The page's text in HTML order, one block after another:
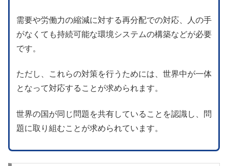
需要や労働力の縮減に対する再分配での対応、人の手
がなくても持続可能な環境システムの構築などが必要
です。
ただし、これらの対策を行うためには、世界中が一体
となって対応することが求められます。
世界の国が同じ問題を共有していることを認識し、問
題に取り組むことが求められています。